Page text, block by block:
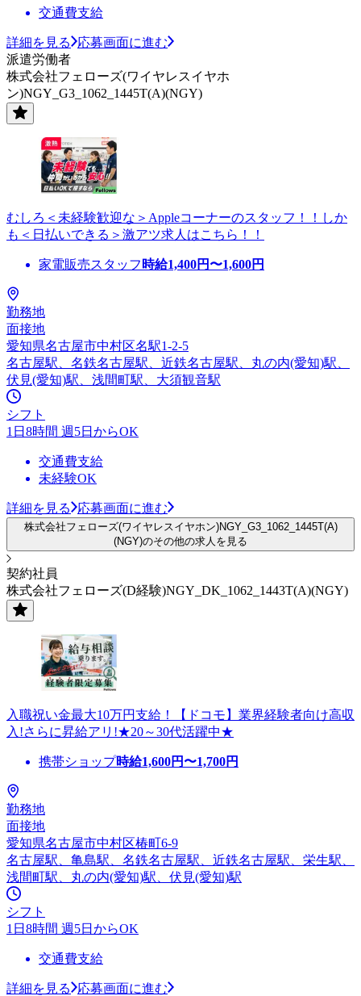
交通費支給
詳細を見る
応募画面に進む
派遣労働者
株式会社フェローズ(ワイヤレスイヤホ
ン)NGY_G3_1062_1445T(A)(NGY)
むしろ＜未経験歓迎な＞Appleコーナーのスタッフ！！しか
も＜日払いできる＞激アツ求人はこちら！！
家電販売スタッフ 時給1,400円〜1,600円
勤務地
面接地
愛知県名古屋市中村区名駅1-2-5
名古屋駅、名鉄名古屋駅、近鉄名古屋駅、丸の内(愛知)駅、
伏見(愛知)駅、浅間町駅、大須観音駅
シフト
1日8時間 週5日からOK
交通費支給
未経験OK
詳細を見る 応募画面に進む
株式会社フェローズ(ワイヤレスイヤホン)NGY_G3_1062_1445T(A)
(NGY)のその他の求人を見る
契約社員
株式会社フェローズ(D経験)NGY_DK_1062_1443T(A)(NGY)
入職祝い金最大10万円支給！【ドコモ】業界経験者向け高収
入!さらに昇給アリ!★20～30代活躍中★
携帯ショップ時給1,600円〜1,700円
勤務地
面接地
愛知県名古屋市中村区椿町6-9
名古屋駅、亀島駅、名鉄名古屋駅、近鉄名古屋駅、栄生駅、
浅間町駅、丸の内(愛知)駅、伏見(愛知)駅
シフト
1日8時間 週5日からOK
交通費支給
詳細を見る 応募画面に進む